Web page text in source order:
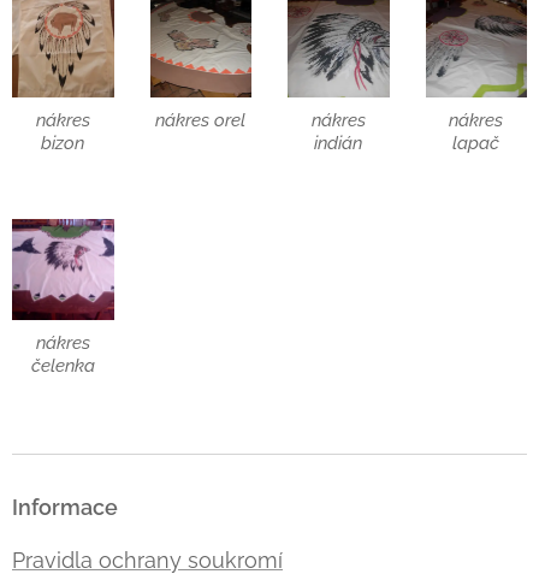
nákres
bizon
nákres orel
nákres
indián
nákres
lapač
nákres
čelenka
Informace
Pravidla ochrany soukromí